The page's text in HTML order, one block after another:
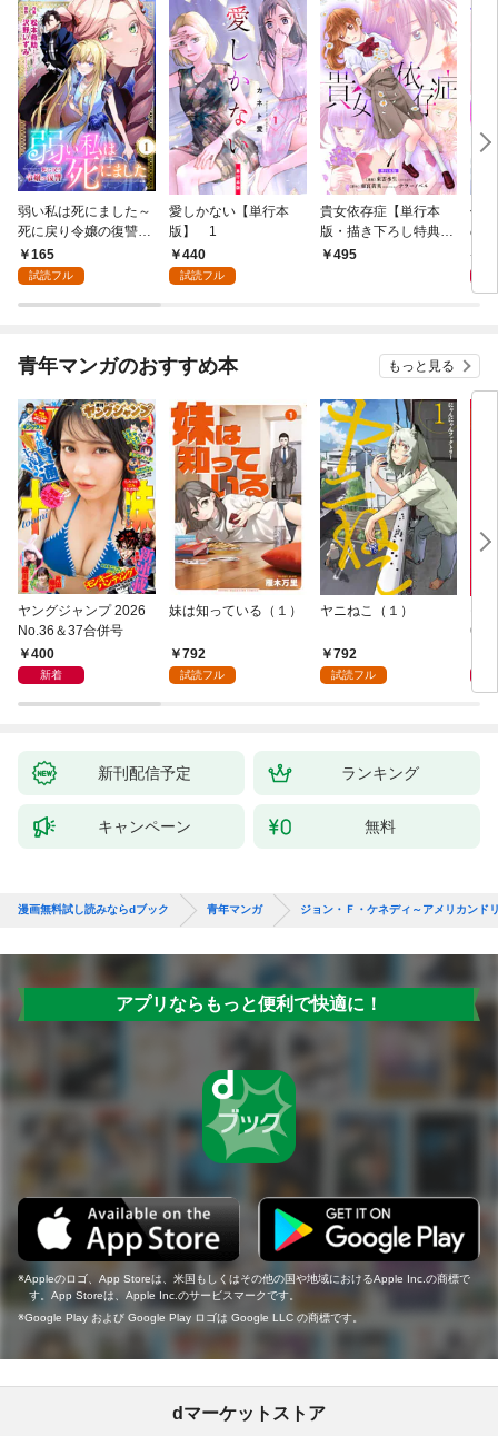
弱い私は死にました～
死に戻り令嬢の復讐
～ 1
165
試読フル
愛しかない【単行本
版】 1
440
試読フル
貴女依存症【単行本
版・描き下ろし特典付
き】 1
495
僕
の
青年マンガのおすすめ本 もっと見る
ヤングジャンプ 2026
No.36＆37合併号
400
新着
妹は知っている（１）
792
試読フル
ヤニねこ（１）
792
試読フル
6・
新刊配信予定 ランキング
キャンペーン 無料
漫画無料試し読みならdブック 青年マンガ ジョン・Ｆ・ケネディ～アメリカンド
アプリならもっと便利で快適に！
Appleのロゴ、App Storeは、米国もしくはその他の国や地域におけるApple Inc.の商標で
す。App Storeは、Apple Inc.のサービスマークです。
Google Play および Google Play ロゴは Google LLC の商標です。
dマーケットストア